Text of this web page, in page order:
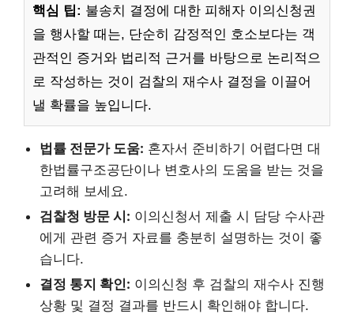
핵심 팁: 불송치 결정에 대한 피해자 이의신청권
을 행사할 때는, 단순히 감정적인 호소보다는 객
관적인 증거와 법리적 근거를 바탕으로 논리적으
로 작성하는 것이 검찰의 재수사 결정을 이끌어
낼 확률을 높입니다.
법률 전문가 도움: 혼자서 준비하기 어렵다면 대
한법률구조공단이나 변호사의 도움을 받는 것을
고려해 보세요.
검찰청 방문 시: 이의신청서 제출 시 담당 수사관
에게 관련 증거 자료를 충분히 설명하는 것이 좋
습니다.
결정 통지 확인: 이의신청 후 검찰의 재수사 진행
상황 및 결정 결과를 반드시 확인해야 합니다.